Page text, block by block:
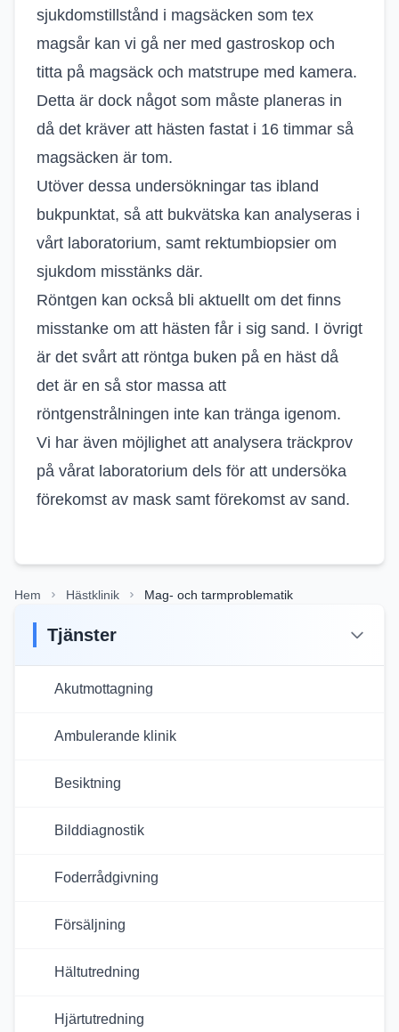
Tjänster
Akutmottagning
Ambulerande klinik
Besiktning
Bilddiagnostik
Foderrådgivning
Försäljning
Hältutredning
Hjärtutredning
sjukdomstillstånd i magsäcken som tex
magsår kan vi gå ner med gastroskop och
titta på magsäck och matstrupe med kamera.
Detta är dock något som måste planeras in
då det kräver att hästen fastat i 16 timmar så
magsäcken är tom.
Utöver dessa undersökningar tas ibland
bukpunktat, så att bukvätska kan analyseras i
vårt laboratorium, samt rektumbiopsier om
sjukdom misstänks där.
Röntgen kan också bli aktuellt om det finns
misstanke om att hästen får i sig sand. I övrigt
är det svårt att röntga buken på en häst då
det är en så stor massa att
röntgenstrålningen inte kan tränga igenom.
Vi har även möjlighet att analysera träckprov
på vårat laboratorium dels för att undersöka
förekomst av mask samt förekomst av sand.
Hem Hästklinik Mag- och tarmproblematik